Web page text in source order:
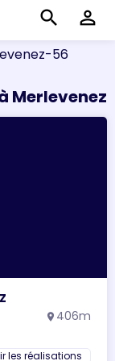
search perm_identity
56
Merlevenez
location_on 406m
les réalisations